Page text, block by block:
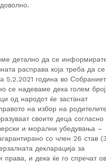
детално да се
расправа која треба да се
5.2.2021 година во
се надеваме дека голем број
од народот ќе застанат
на избор на родителите
своите деца согласно
и морални убедувања –
со член 26 став
декларација за
права, и дека ќе го спречат